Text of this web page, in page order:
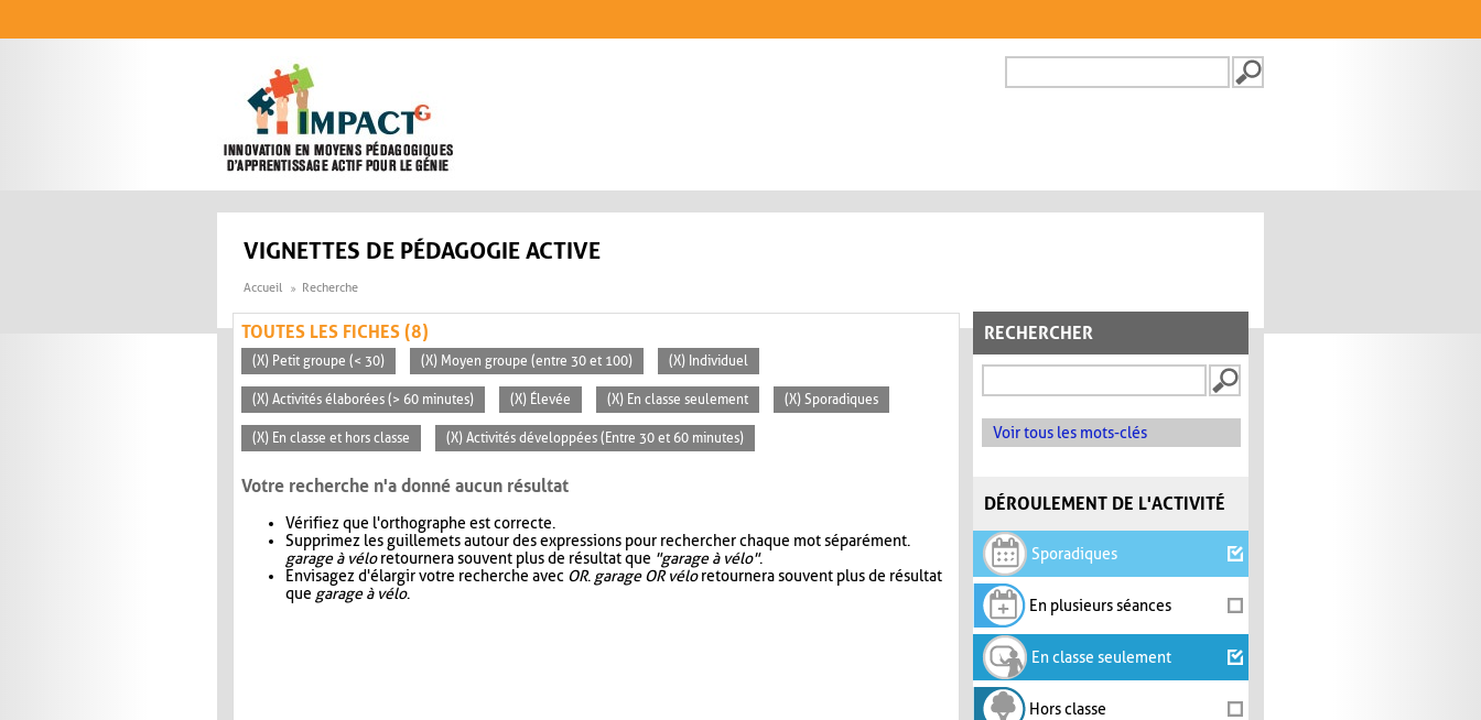
FORMULAIRE DE
VIGNETTES DE PÉDAGOGIE ACTIVE
Accueil Recherche
RECHERCHER
Voir tous les mots-clés
DÉROULEMENT DE L'ACTIVITÉ
Sporadiques
En plusieurs séances
En classe seulement
Hors classe
TOUTES LES FICHES (8)
(X) Petit groupe (< 30) (X) Moyen groupe (entre 30 et 100) (X) Individuel
(X) Activités élaborées (> 60 minutes) (X) Élevée (X) En classe seulement (X) Sporadiques
(X) En classe et hors classe (X) Activités développées (Entre 30 et 60 minutes)
Votre recherche n'a donné aucun résultat
Vérifiez que l'orthographe est correcte.
Supprimez les guillemets autour des expressions pour rechercher chaque mot séparément.
garage à véloretournera souvent plus de résultat que "garage à vélo".
Envisagez d'élargir votre recherche avec OR. garage OR véloretournera souvent plus de résultat
que garage à vélo.